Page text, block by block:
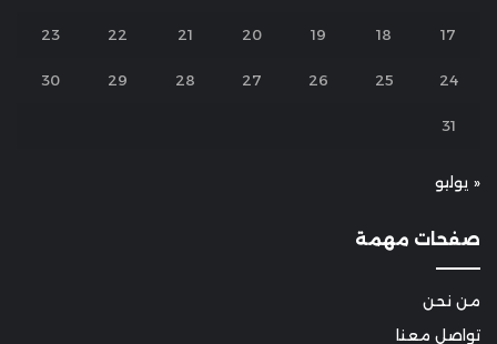
17
18
19
20
21
22
23
24
25
26
27
28
29
30
31
« يوليو
صفحات مهمة
من نحن
تواصل معنا